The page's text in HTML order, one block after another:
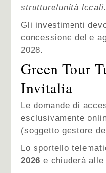
strutture/unità locali.
Gli investimenti
concessione delle
2028.
Green Tour
Invitalia
Le domande di
esclusivamente
(soggetto gestore
Lo sportello
2026 e chiuderà alle